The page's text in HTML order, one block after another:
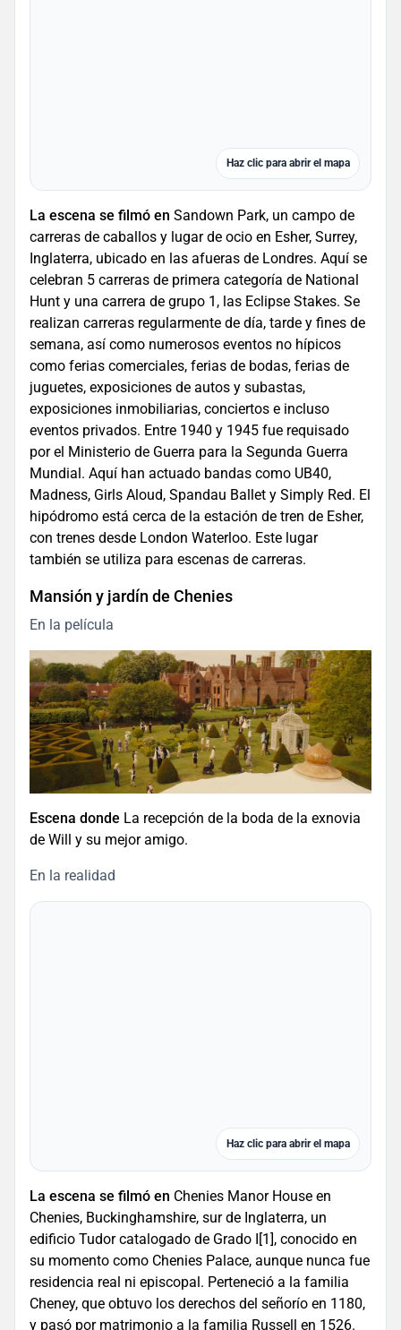
Haz clic para abrir el mapa
La escena se filmó en Sandown Park, un campo de
carreras de caballos y lugar de ocio en Esher, Surrey,
Inglaterra, ubicado en las afueras de Londres. Aquí se
celebran 5 carreras de primera categoría de National
Hunt y una carrera de grupo 1, las Eclipse Stakes. Se
realizan carreras regularmente de día, tarde y fines de
semana, así como numerosos eventos no hípicos
como ferias comerciales, ferias de bodas, ferias de
juguetes, exposiciones de autos y subastas,
exposiciones inmobiliarias, conciertos e incluso
eventos privados. Entre 1940 y 1945 fue requisado
por el Ministerio de Guerra para la Segunda Guerra
Mundial. Aquí han actuado bandas como UB40,
Madness, Girls Aloud, Spandau Ballet y Simply Red. El
hipódromo está cerca de la estación de tren de Esher,
con trenes desde London Waterloo. Este lugar
también se utiliza para escenas de carreras.
Mansión y jardín de Chenies
En la película
Escena donde La recepción de la boda de la exnovia
de Will y su mejor amigo.
En la realidad
Haz clic para abrir el mapa
La escena se filmó en Chenies Manor House en
Chenies, Buckinghamshire, sur de Inglaterra, un
edificio Tudor catalogado de Grado I[1], conocido en
su momento como Chenies Palace, aunque nunca fue
residencia real ni episcopal. Perteneció a la familia
Cheney, que obtuvo los derechos del señorío en 1180,
y pasó por matrimonio a la familia Russell en 1526.